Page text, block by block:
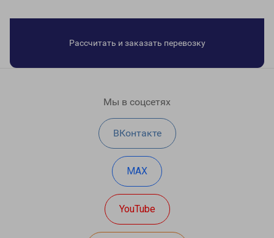
Рассчитать и заказать перевозку
Мы в соцсетях
ВКонтакте
MAX
YouTube